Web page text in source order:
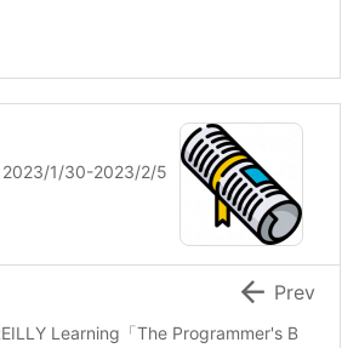
1/30-2023/2/5
Learning「The Programmer's B
 Prev